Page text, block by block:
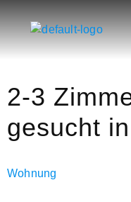
2-3
gesucht
Wohnung